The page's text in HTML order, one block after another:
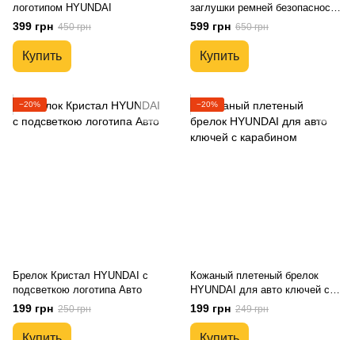
логотипом HYUNDAI
399 грн 450 грн
Купить
заглушки ремней безопасности
+ кожаный брелок для ключей
599 грн 650 грн
Купить
−20%
Брелок Кристал HYUNDAI с
подсветкою логотипа Авто
199 грн 250 грн
−20%
Кожаный плетеный брелок
HYUNDAI для авто ключей с
карабином
199 грн 249 грн